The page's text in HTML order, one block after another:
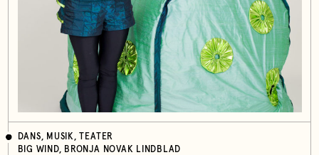
DANS, MUSIK, TEATER
BIG WIND, BRONJA NOVAK LINDBLAD